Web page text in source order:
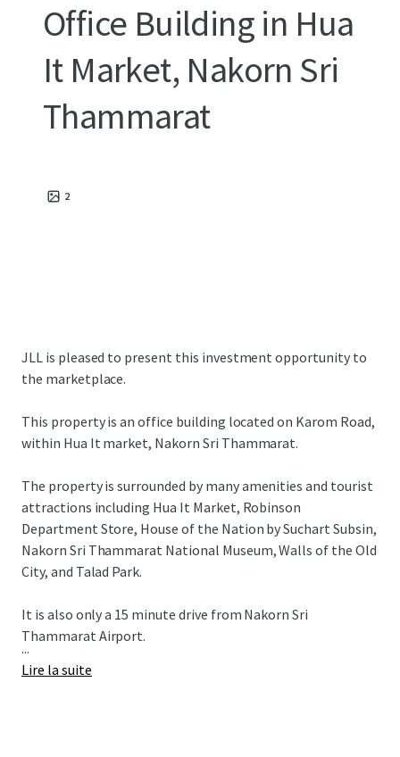
Office Building in Hua
It Market, Nakorn Sri
Thammarat
2
JLL is pleased to present this investment opportunity to
the marketplace.
This property is an office building located on Karom Road,
within Hua It market, Nakorn Sri Thammarat.
The property is surrounded by many amenities and tourist
attractions including Hua It Market, Robinson
Department Store, House of the Nation by Suchart Subsin,
Nakorn Sri Thammarat National Museum, Walls of the Old
City, and Talad Park.
It is also only a 15 minute drive from Nakorn Sri
Thammarat Airport.
...
Lire la suite